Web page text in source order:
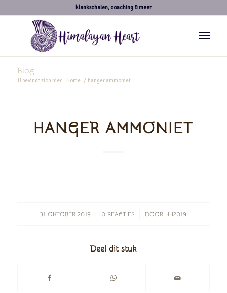
klankschalen, coaching & meer
Blog
U bevindt zich hier: Home / hanger ammoniet
HANGER AMMONIET
31 OKTOBER 2019
/ 0 REACTIES
/ DOOR HH2019
Deel dit stuk